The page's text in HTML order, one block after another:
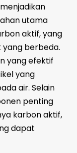
utama
aktif, yang
berbeda.
yang efektif
yang
air. Selain
penting
karbon aktif,
dapat